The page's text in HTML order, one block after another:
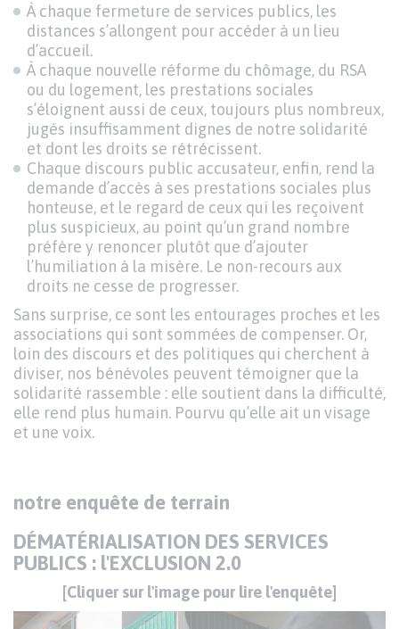
À chaque fermeture de services publics, les
distances s’allongent pour accéder à un lieu
d’accueil.
À chaque nouvelle réforme du chômage, du RSA
ou du logement, les prestations sociales
s’éloignent aussi de ceux, toujours plus nombreux,
jugés insuffisamment dignes de notre solidarité
et dont les droits se rétrécissent.
Chaque discours public accusateur, enfin, rend la
demande d’accès à ses prestations sociales plus
honteuse, et le regard de ceux qui les reçoivent
plus suspicieux, au point qu’un grand nombre
préfère y renoncer plutôt que d’ajouter
l’humiliation à la misère. Le non-recours aux
droits ne cesse de progresser.
Sans surprise, ce sont les entourages proches et les
associations qui sont sommées de compenser. Or,
loin des discours et des politiques qui cherchent à
diviser, nos bénévoles peuvent témoigner que la
solidarité rassemble : elle soutient dans la difficulté,
elle rend plus humain. Pourvu qu’elle ait un visage
et une voix.
Texte
notre enquête de terrain
DÉMATÉRIALISATION DES SERVICES
PUBLICS : l'EXCLUSION 2.0
[Cliquer sur l'image pour lire l'enquête]